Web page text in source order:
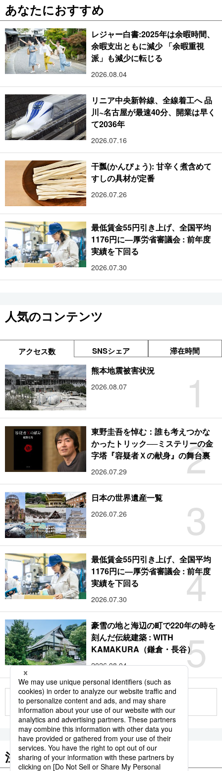
あなたにおすすめ
レジャー白書:2025年は余暇時間、
余暇支出ともに減少 「余暇重視
派」も減少に転じる
2026.08.04
リニア中央新幹線、全線着工へ 品
川~名古屋が最速40分、開業は早く
て2036年
2026.07.16
干瓢(かんぴょう): 甘辛く煮含めて
すしの具材が定番
2026.07.26
最低賃金55円引き上げ、全国平均
1176円に―厚労省審議会 : 前年度
実績を下回る
2026.07.30
人気のコンテンツ
アクセス数 SNSシェア 滞在時間
1
熊本地震被害状況
2026.08.07
2
東野圭吾を悼む：誰も考えつかな
かったトリック──ミステリーの金
字塔『容疑者Ｘの献身』の舞台裏
2026.07.29
3
日本の世界遺産一覧
2026.07.26
4
最低賃金55円引き上げ、全国平均
1176円に―厚労省審議会 : 前年度
実績を下回る
2026.07.30
5
豪雪の地と海辺の町で220年の時を
刻んだ伝統建築 : WITH
KAMAKURA（鎌倉・長谷）
2026.08.04
もっと見る
注目のキーワード